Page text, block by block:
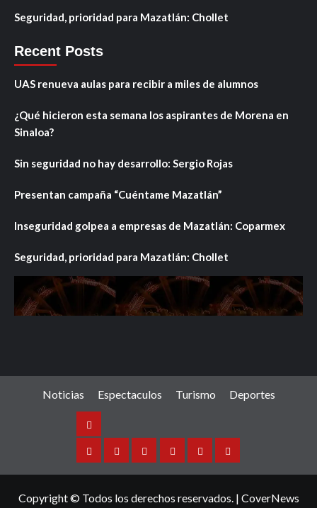
Seguridad, prioridad para Mazatlán: Chollet
Recent Posts
UAS renueva aulas para recibir a miles de alumnos
¿Qué hicieron esta semana los aspirantes de Morena en
Sinaloa?
Sin seguridad no hay desarrollo: Sergio Rojas
Presentan campaña “Cuéntame Mazatlán”
Inseguridad golpea a empresas de Mazatlán: Coparmex
Seguridad, prioridad para Mazatlán: Chollet
Noticias Espectaculos Turismo Deportes
Noticias
SinaloaNacionalInternacionalEspectaculos
TurismoDeportes
Copyright © Todos los derechos reservados. | CoverNews